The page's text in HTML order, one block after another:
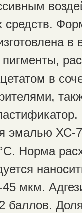
средств.
в
пигменты,
в
эмалью ХС-
Норма
мкм.
баллов.